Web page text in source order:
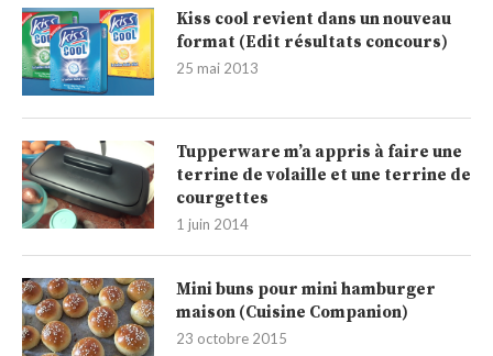
Kiss cool revient dans un nouveau
format (Edit résultats concours)
25 mai 2013
Tupperware m’a appris à faire une
terrine de volaille et une terrine de
courgettes
1 juin 2014
Mini buns pour mini hamburger
maison (Cuisine Companion)
23 octobre 2015